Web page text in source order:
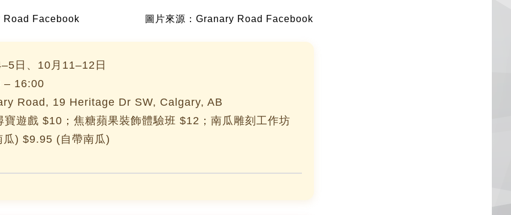
Road Facebook 圖片來源：Granary Road Facebook
日、10月11–12日
– 16:00
Road, 19 Heritage Dr SW, Calgary, AB
寶遊戲 $10；焦糖蘋果裝飾體驗班 $12；南瓜雕刻工作坊
) $9.95 (自帶南瓜)